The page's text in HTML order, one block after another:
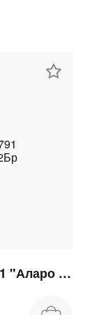
Брюки детские А89791 "Аларо блю юниор" 82Бр